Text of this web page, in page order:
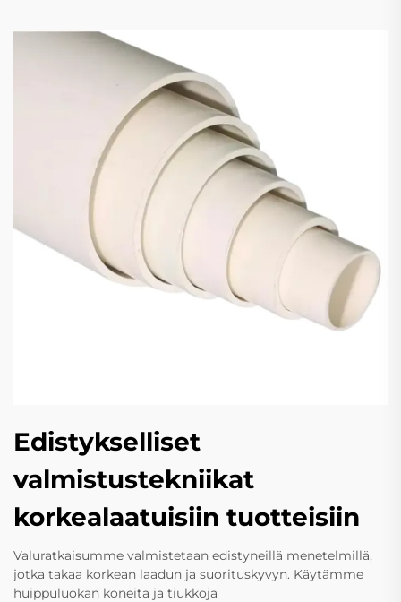
Edistykselliset
valmistustekniikat
korkealaatuisiin tuotteisiin
Valuratkaisumme valmistetaan edistyneillä menetelmillä,
jotka takaa korkean laadun ja suorituskyvyn. Käytämme
huippuluokan koneita ja tiukkoja